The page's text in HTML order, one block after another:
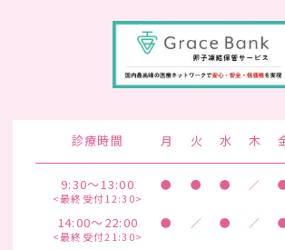
診療時間 月 火 水 木
9:30～13:00
<最終受付12:30>
● ● ● ／
14:00～22:00
<最終受付21:30>
● ／ ● ／